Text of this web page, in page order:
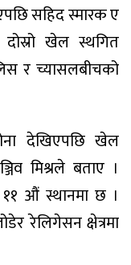
सहिद स्मारक ए
खेल स्थगित
र च्यासलबीचको
देखिएपछि खेल
मिश्रले बताए ।
औं स्थानमा छ ।
रेलिगेसन क्षेत्रमा